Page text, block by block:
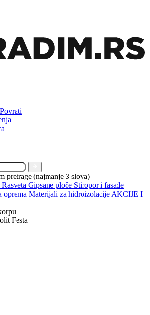
pretrage (najmanje 3 slova)
Rasveta Gipsane ploče Stiropor i fasade
oprema Materijali za hidroizolacije AKCIJE I
Festa